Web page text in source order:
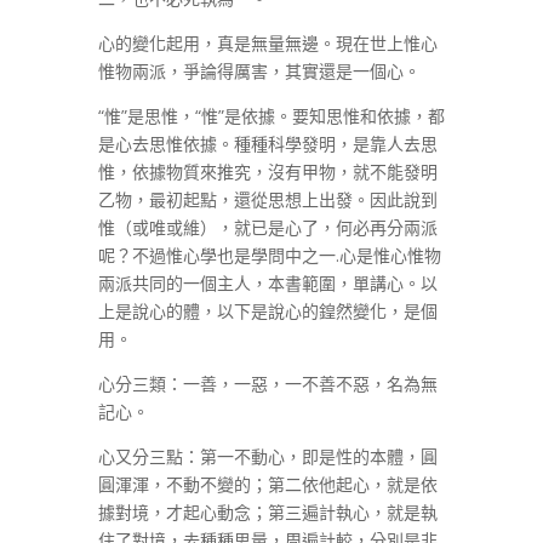
心的變化起用，真是無量無邊。現在世上惟心
惟物兩派，爭論得厲害，其實還是一個心。
“惟”是思惟，“惟”是依據。要知思惟和依據，都
是心去思惟依據。種種科學發明，是靠人去思
惟，依據物質來推究，沒有甲物，就不能發明
乙物，最初起點，還從思想上出發。因此說到
惟（或唯或維），就已是心了，何必再分兩派
呢？不過惟心學也是學問中之一.心是惟心惟物
兩派共同的一個主人，本書範圍，單講心。以
上是說心的體，以下是說心的鍠然變化，是個
用。
心分三類：一善，一惡，一不善不惡，名為無
記心。
心又分三點：第一不動心，即是性的本體，圓
圓渾渾，不動不變的；第二依他起心，就是依
據對境，才起心動念；第三遍計執心，就是執